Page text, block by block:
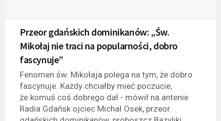
Przeor gdańskich dominikanów: „Św.
Mikołaj nie traci na popularności, dobro
fascynuje”
Fenomen św. Mikołaja polega na tym, że dobro
fascynuje. Każdy chciałby mieć poczucie,
że komuś coś dobrego dał - mówił na antenie
Radia Gdańsk ojciec Michał Osek, przeor